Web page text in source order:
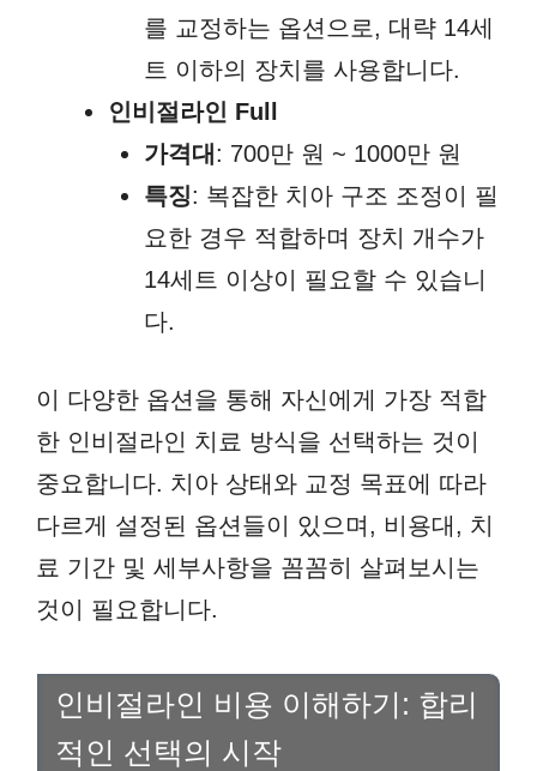
를 교정하는 옵션으로, 대략 14세
트 이하의 장치를 사용합니다.
인비절라인 Full
가격대: 700만 원 ~ 1000만 원
특징: 복잡한 치아 구조 조정이 필
요한 경우 적합하며 장치 개수가
14세트 이상이 필요할 수 있습니
다.
이 다양한 옵션을 통해 자신에게 가장 적합
한 인비절라인 치료 방식을 선택하는 것이
중요합니다. 치아 상태와 교정 목표에 따라
다르게 설정된 옵션들이 있으며, 비용대, 치
료 기간 및 세부사항을 꼼꼼히 살펴보시는
것이 필요합니다.
인비절라인 비용 이해하기: 합리
적인 선택의 시작